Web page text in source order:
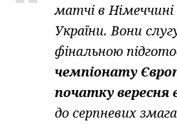
матчі в Німеччині
України. Вони
фінальною
чемпіонату
початку вересня
до серпневих